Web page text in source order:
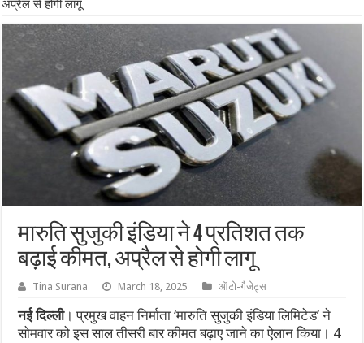
अप्रैल से होगी लागू
मारुति सुजुकी इंडिया ने 4 प्रतिशत तक
बढ़ाई कीमत, अप्रैल से होगी लागू
Tina Surana March 18, 2025 ऑटो-गैजेट्स
नई दिल्ली। प्रमुख वाहन निर्माता ‘मारुति सुजुकी इंडिया लिमिटेड’ ने
सोमवार को इस साल तीसरी बार कीमत बढ़ाए जाने का ऐलान किया। 4